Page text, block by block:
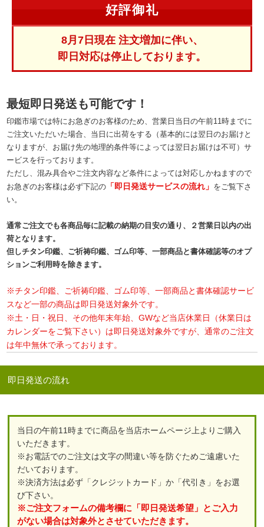
好評御礼
8月7日現在 注文増加に伴い、
即日対応は停止しております。
最短即日発送も可能です！
印鑑市場では特にお急ぎのお客様のため、営業日当日の午前11時までに
ご注文いただいた場合、当日に出荷をする（基本的には翌日のお届けと
なりますが、お届け先の地理的条件等によっては翌日お届けは不可）サ
ービスを行っております。
ただし、混み具合やご注文内容など条件によっては対応しかねますので
お急ぎのお客様は必ず下記の 「即日発送サービスの流れ」 をご覧下さ
い。
通常ご注文でも各商品毎に記載の納期の目安の通り、２営業日以内の出
荷となります。
但しチタン印鑑、ご祈祷印鑑、ゴム印等、一部商品と書体確認等のオプ
ションご利用時を除きます。
※チタン印鑑、ご祈祷印鑑、ゴム印等、一部商品と書体確認サービ
スなど一部の商品は即日発送対象外です。
※土・日・祝日、その他年末年始、GWなど当店休業日（休業日は
カレンダーをご覧下さい）は即日発送対象外ですが、通常のご注文
は年中無休で承っております。
即日発送の流れ
当日の午前11時までに商品を当店ホームページ上よりご購入
いただきます。
※お電話でのご注文は文字の間違い等を防ぐためご遠慮いた
だいております。
※決済方法は必ず「クレジットカード」か「代引き」をお選
び下さい。
※ご注文フォームの備考欄に「即日発送希望」とご入力
がない場合は対象外とさせていただきます。